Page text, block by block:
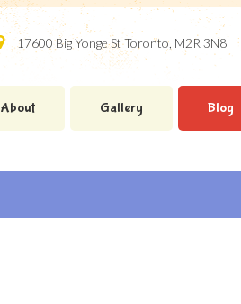
17600 Big Yonge St Toronto, M2R 3N8
About Gallery Blog